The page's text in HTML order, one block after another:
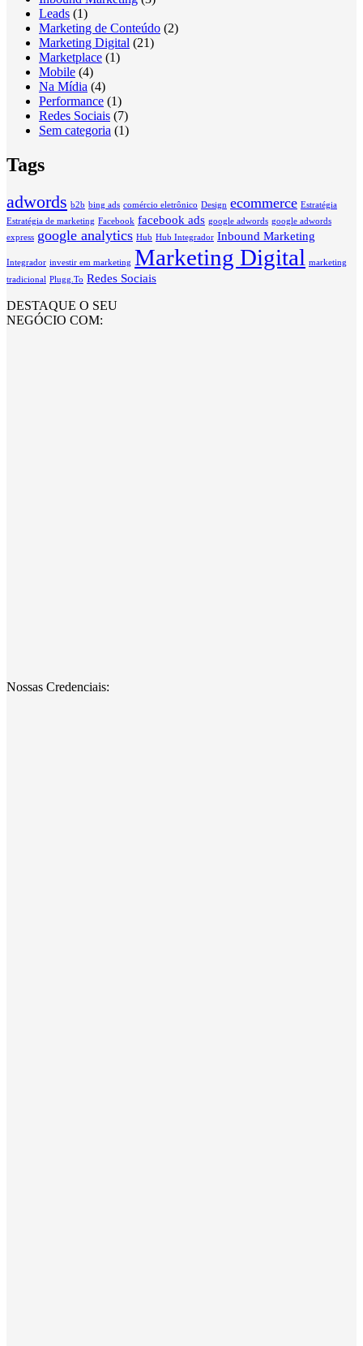
Leads (1)
Marketing de Conteúdo (2)
Marketing Digital (21)
Marketplace (1)
Mobile (4)
Na Mídia (4)
Performance (1)
Redes Sociais (7)
Sem categoria (1)
Tags
adwords b2b bing ads comércio eletrônico Design ecommerce Estratégia
Estratégia de marketing Facebook facebook ads google adwords google adwords
express google analytics Hub Hub Integrador Inbound Marketing
Integrador investir em marketing Marketing Digital marketing
tradicional Plugg.To Redes Sociais
DESTAQUE O SEU
NEGÓCIO COM:
Nossas Credenciais: